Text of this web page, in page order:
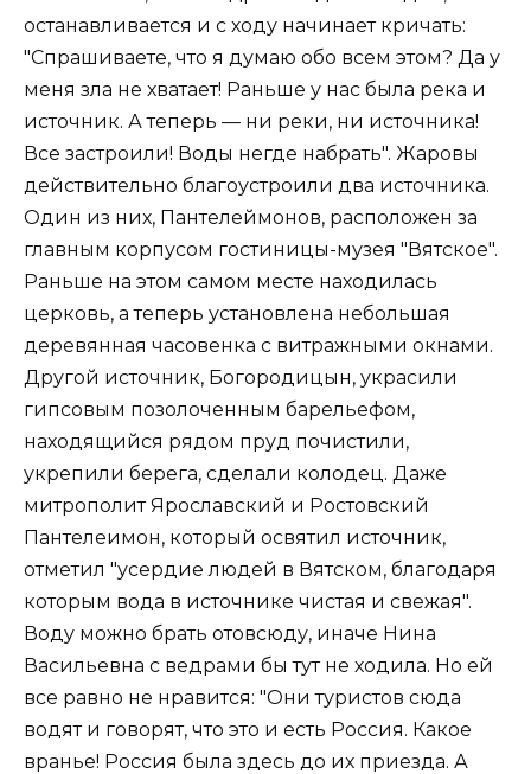
останавливается и с ходу начинает кричать:
"Спрашиваете, что я думаю обо всем этом? Да у
меня зла не хватает! Раньше у нас была река и
источник. А теперь — ни реки, ни источника!
Все застроили! Воды негде набрать". Жаровы
действительно благоустроили два источника.
Один из них, Пантелеймонов, расположен за
главным корпусом гостиницы-музея "Вятское".
Раньше на этом самом месте находилась
церковь, а теперь установлена небольшая
деревянная часовенка с витражными окнами.
Другой источник, Богородицын, украсили
гипсовым позолоченным барельефом,
находящийся рядом пруд почистили,
укрепили берега, сделали колодец. Даже
митрополит Ярославский и Ростовский
Пантелеимон, который освятил источник,
отметил "усердие людей в Вятском, благодаря
которым вода в источнике чистая и свежая".
Воду можно брать отовсюду, иначе Нина
Васильевна с ведрами бы тут не ходила. Но ей
все равно не нравится: "Они туристов сюда
водят и говорят, что это и есть Россия. Какое
вранье! Россия была здесь до их приезда. А